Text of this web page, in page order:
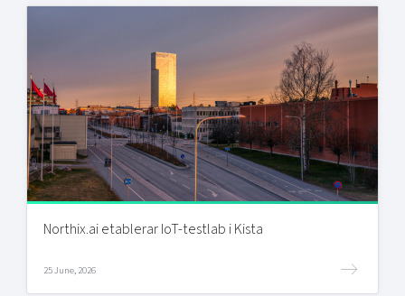
Northix.ai etablerar IoT-testlab i Kista
25 June, 2026